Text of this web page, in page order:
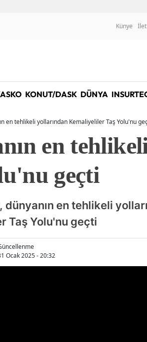
Künye
KONUT/DASK DÜNYA
en tehlikeli yollarından Kemaliyeliler Taş Yolu'nu
en
geçti
en tehlikeli
Taş Yolu'nu geçti
Ocak 2025 - 20:32